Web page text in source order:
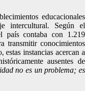
educacionales
intercultural. Según el
país contaba con 1.219
transmitir conocimientos
instancias acercan a
ausentes de
no es un problema; es